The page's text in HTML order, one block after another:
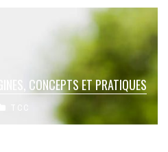
CONCEPTS ET PRATIQUES